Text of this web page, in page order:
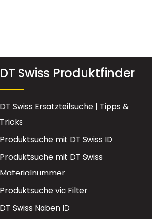
DT Swiss Produktfinder
DT Swiss Ersatzteilsuche | Tipps &
Tricks
Produktsuche mit DT Swiss ID
Produktsuche mit DT Swiss
Materialnummer
Produktsuche via Filter
DT Swiss Naben ID